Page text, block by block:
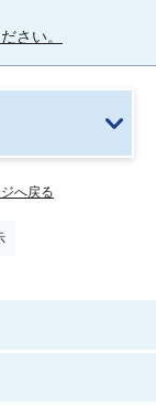
さい。
へ戻る